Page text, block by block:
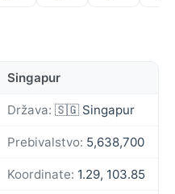
Singapur
Država: 🇸🇬 Singapur
Prebivalstvo: 5,638,700
Koordinate: 1.29, 103.85